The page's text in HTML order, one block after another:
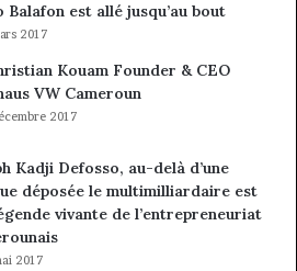
Balafon est allé jusqu’au bout
2017
Kouam Founder & CEO
VW Cameroun
2017
Kadji Defosso, au-delà d’une
déposée le multimilliardaire est
vivante de l’entrepreneuriat
2017